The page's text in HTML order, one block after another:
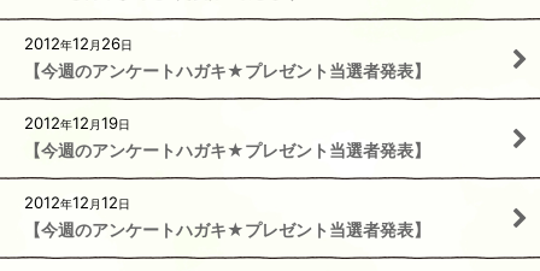
2012年12 月 26日
【今週のアンケートハガキ★プレゼント当選者発表】
2012年12 月19日
【今週のアンケートハガキ★プレゼント当選者発表】
2012年12 月12日
【今週のアンケートハガキ★プレゼント当選者発表】